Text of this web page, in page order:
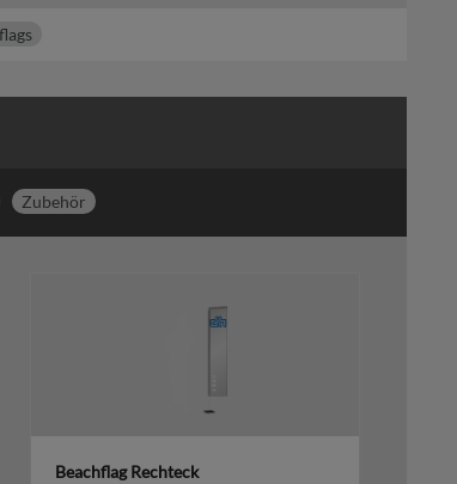
Zubehör
Beachflag Rechteck